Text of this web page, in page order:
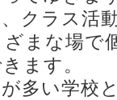
クラス活
まな場で
ます。
多い学校